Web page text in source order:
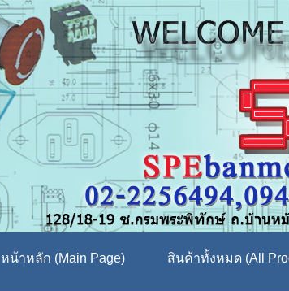
หน้าหลัก (Main Page) สินค้าทั้งหมด (All